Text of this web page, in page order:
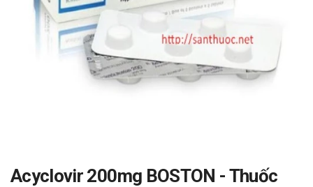
Acyclovir 200mg BOSTON - Thuốc